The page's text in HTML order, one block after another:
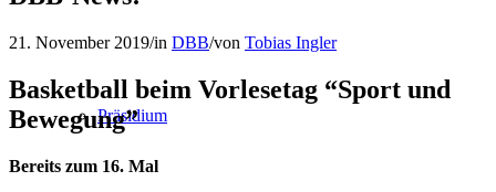
Präsidium
21. November 2019/in DBB/von Tobias Ingler
Basketball beim Vorlesetag “Sport und
Bewegung”
Bereits zum 16. Mal